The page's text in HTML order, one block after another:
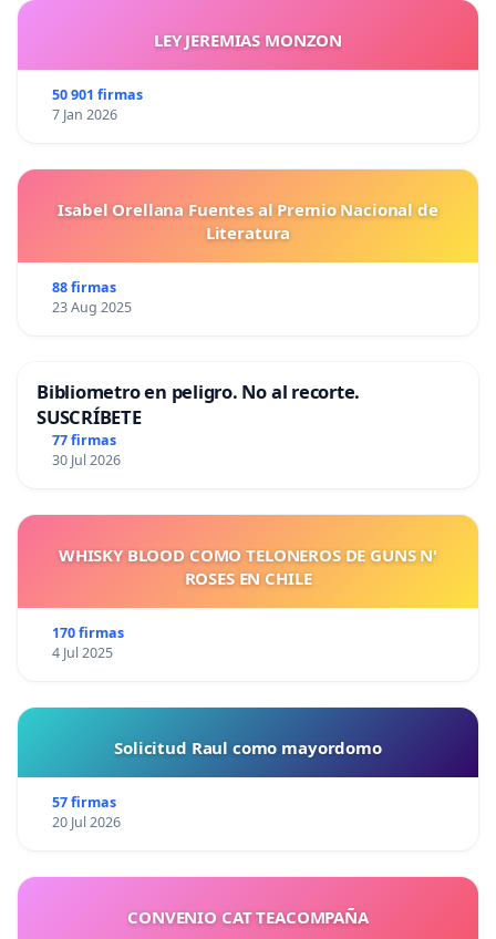
LEY JEREMIAS MONZON
50 901 firmas
7 Jan 2026
Isabel Orellana Fuentes al Premio Nacional de
Literatura
88 firmas
23 Aug 2025
Bibliometro en peligro. No al recorte.
SUSCRÍBETE
77 firmas
30 Jul 2026
WHISKY BLOOD COMO TELONEROS DE GUNS N'
ROSES EN CHILE
170 firmas
4 Jul 2025
Solicitud Raul como mayordomo
57 firmas
20 Jul 2026
CONVENIO CAT TEACOMPAÑA